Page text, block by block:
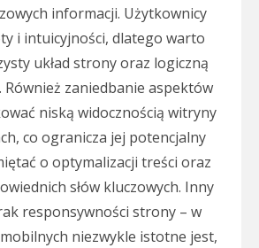
informacji. Użytkownicy
i intuicyjności, dlatego warto
układ strony oraz logiczną
zaniedbanie aspektów
niską widocznością witryny
co ogranicza jej potencjalny
o optymalizacji treści oraz
słów kluczowych. Inny
responsywności strony – w
niezwykle istotne jest,